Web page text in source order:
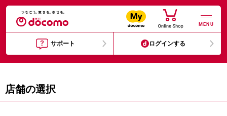
MENU
サポート ログインする
店舗の選択